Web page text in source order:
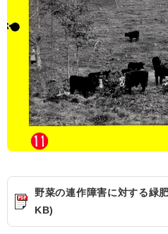
野菜の連作障害に対する
KB)